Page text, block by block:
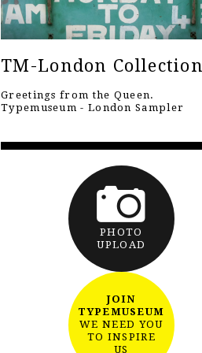
TM-London
Greetings from the Queen.
Typemuseum - London Sampler
PHOTO
UPLOAD
JOIN
TYPEMUSEUM
WE NEED YOU
TO INSPIRE
US